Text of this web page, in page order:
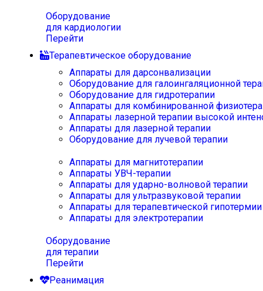
Оборудование
для кардиологии
Перейти
Терапевтическое оборудование
Аппараты для дарсонвализации
Оборудование для галоингаляционной
Оборудование для гидротерапии
Аппараты для комбинированной
Аппараты лазерной терапии высокой
Аппараты для лазерной терапии
Оборудование для лучевой терапии
Аппараты для магнитотерапии
Аппараты УВЧ-терапии
Аппараты для ударно-волновой терапии
Аппараты для ультразвуковой терапии
Аппараты для терапевтической
Аппараты для электротерапии
Оборудование
для терапии
Перейти
Реанимация